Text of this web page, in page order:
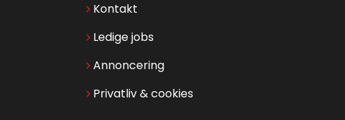
Kontakt
Ledige jobs
Annoncering
Privatliv & cookies